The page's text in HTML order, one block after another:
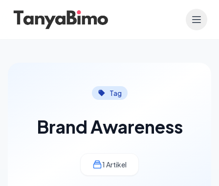
Tag
Brand Awareness
1 Artikel